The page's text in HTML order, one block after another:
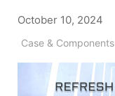
October 10, 2024
Case & Components